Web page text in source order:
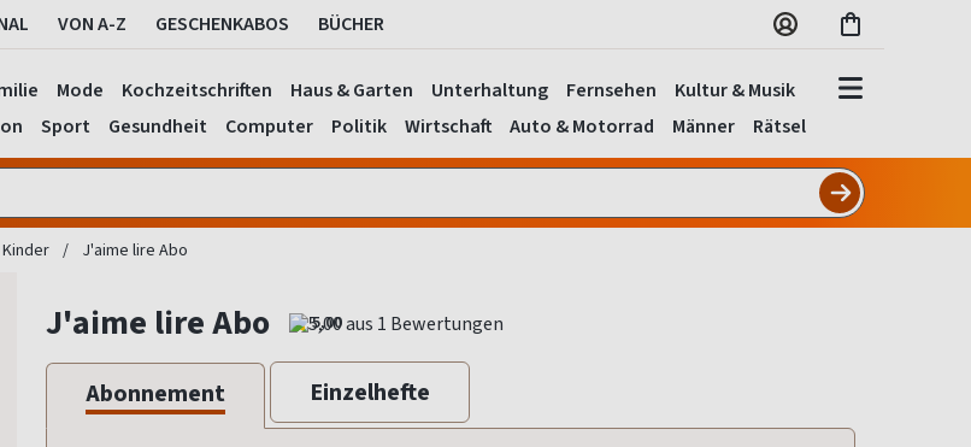
VON A-Z GESCHENKABOS BÜCHER
Mode Kochzeitschriften Haus & Garten Unterhaltung Fernsehen
Kultur & Musik
Sport Gesundheit Computer Politik Wirtschaft Auto & Motorrad Männer Rätsel
J'aime lire Abo
J'aime lire Abo 5,00
Abonnement Einzelhefte